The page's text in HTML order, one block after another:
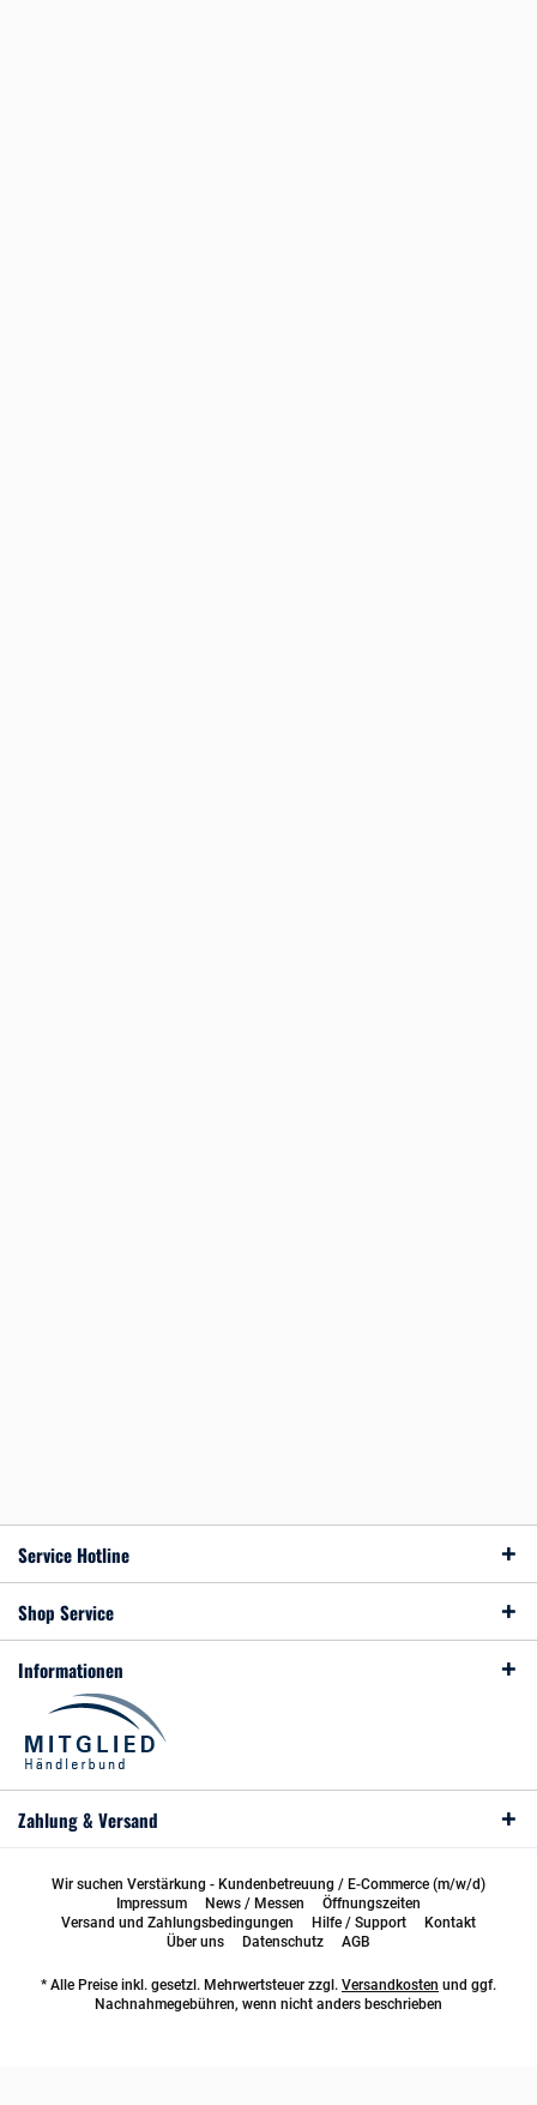
Service Hotline
Shop Service
Informationen
Zahlung & Versand
Wir suchen Verstärkung - Kundenbetreuung / E-Commerce (m/w/d)
Impressum
News / Messen
Öffnungszeiten
Versand und Zahlungsbedingungen
Hilfe / Support
Kontakt
Über uns
Datenschutz AGB
* Alle Preise inkl. gesetzl. Mehrwertsteuer zzgl. Versandkosten und ggf.
Nachnahmegebühren, wenn nicht anders beschrieben